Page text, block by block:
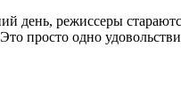
день, режиссеры
просто одно